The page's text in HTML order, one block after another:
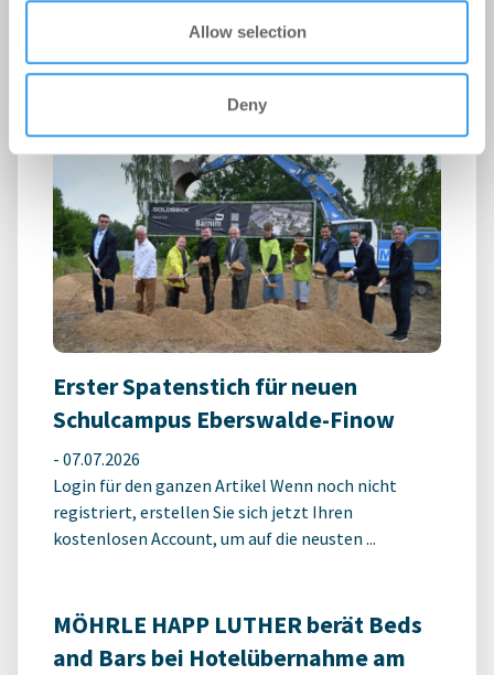
Allow selection
Deny
Login für den ganzen Artikel Wenn noch nicht
registriert, erstellen Sie sich jetzt Ihren
kostenlosen Account, um auf die neusten ...
Erster Spatenstich für neuen
Schulcampus Eberswalde-Finow
- 07.07.2026
Login für den ganzen Artikel Wenn noch nicht
registriert, erstellen Sie sich jetzt Ihren
kostenlosen Account, um auf die neusten ...
MÖHRLE HAPP LUTHER berät Beds
and Bars bei Hotelübernahme am